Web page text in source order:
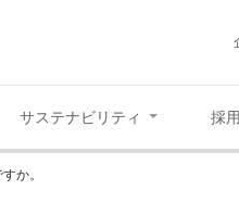
サステナビリティ 採
か。